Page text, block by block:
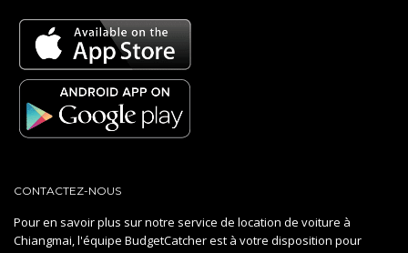
CONTACTEZ-NOUS
Pour en savoir plus sur notre service de location de voiture à
Chiangmai, l'équipe BudgetCatcher est à votre disposition pour